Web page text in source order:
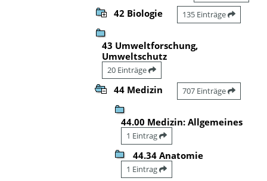
42 Biologie 135 Einträge
43 Umweltforschung,
Umweltschutz
20 Einträge
44 Medizin 707 Einträge
44.00 Medizin: Allgemeines
1 Eintrag
44.34 Anatomie
1 Eintrag